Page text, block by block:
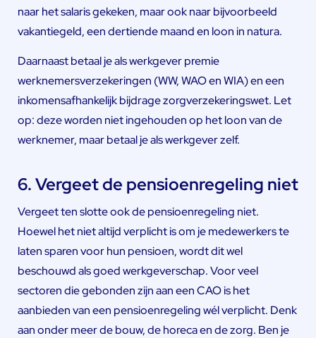
naar het salaris gekeken, maar ook naar bijvoorbeeld
vakantiegeld, een dertiende maand en loon in natura.
Daarnaast betaal je als werkgever premie
werknemersverzekeringen (WW, WAO en WIA) en een
inkomensafhankelijk bijdrage zorgverzekeringswet. Let
op: deze worden niet ingehouden op het loon van de
werknemer, maar betaal je als werkgever zelf.
6. Vergeet de pensioenregeling niet
Vergeet ten slotte ook de pensioenregeling niet.
Hoewel het niet altijd verplicht is om je medewerkers te
laten sparen voor hun pensioen, wordt dit wel
beschouwd als goed werkgeverschap. Voor veel
sectoren die gebonden zijn aan een CAO is het
aanbieden van een pensioenregeling wél verplicht. Denk
aan onder meer de bouw, de horeca en de zorg. Ben je